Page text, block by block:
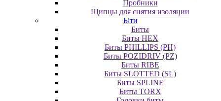
Пробники
Щипцы для снятия изоляции
Біти
Биты
Биты HEX
Биты PHILLIPS (PH)
Биты POZIDRIV (PZ)
Биты RIBE
Биты SLOTTED (SL)
Биты SPLINE
Биты TORX